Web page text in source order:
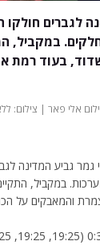
לגברים
בעוד רמת
גביע המדינה
והמאבקים על